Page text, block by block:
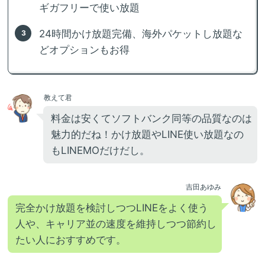
ギガフリーで使い放題
24時間かけ放題完備、海外パケットし放題な
どオプションもお得
教えて君
料金は安くてソフトバンク同等の品質なのは
魅力的だね！かけ放題やLINE使い放題なの
もLINEMOだけだし。
吉田あゆみ
完全かけ放題を検討しつつLINEをよく使う
人や、キャリア並の速度を維持しつつ節約し
たい人におすすめです。